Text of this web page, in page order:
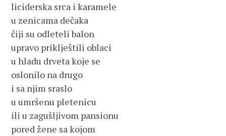
liciderska srca i karamele
u zenicama dečaka
čiji su odleteli balon
upravo priklještili oblaci
u hladu drveta koje se
oslonilo na drugo
i sa njim sraslo
u umršenu pletenicu
ili u zagušljivom pansionu
pored žene sa kojom